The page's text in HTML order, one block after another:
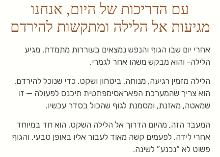
עם הדריכות של היום, אנחנו
מגיעות אל הלילה ומתקשות להירדם
אחרי יום שבו הגוף והנפש נמצאים בעוררות מתמדת, מגיע
הלילה- והוא מבקש משהו אחר לגמרי.
הלילה מזמין רגיעה, מנוחה, ביטחון ושקט. כדי שנוכל להירדם,
הוא צריך שהמערכת הפאראסימפתטית תיכנס לפעולה — זו
שמאטה, מאזנת, ומסמנת לגוף שהכול בסדר עכשיו.
המעבר הזה, מהיום הדרוך אל הלילה השקט, הוא חד במיוחד
אחרי לידה. לפעמים קשה מאוד לעבור אליו באופן טבעי, והגוף
פשוט לא “נכנע” לשינה.